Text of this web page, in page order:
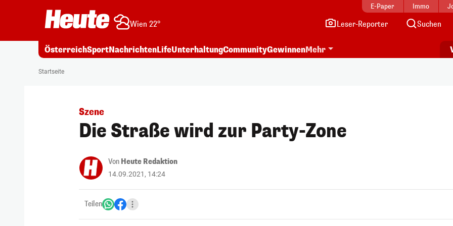
E-Paper Immo
Wien 22° Leser-Reporter Suchen
ÖsterreichSportNachrichtenLifeUnterhaltungCommunityGewinnenMehr
Startseite
Szene
Die Straße wird zur Party-Zone
Von Heute Redaktion
14.09.2021, 14:24
Teilen